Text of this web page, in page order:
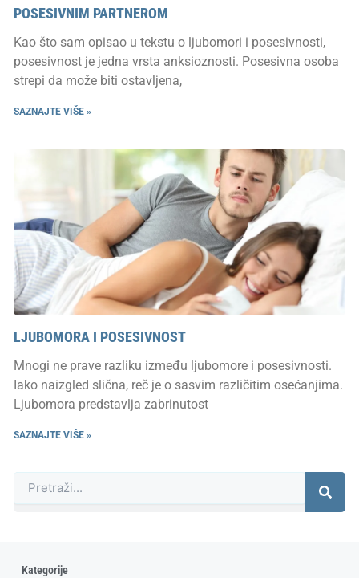
POSESIVNIM PARTNEROM
Kao što sam opisao u tekstu o ljubomori i posesivnosti,
posesivnost je jedna vrsta anksioznosti. Posesivna osoba
strepi da može biti ostavljena,
SAZNAJTE VIŠE »
LJUBOMORA I POSESIVNOST
Mnogi ne prave razliku između ljubomore i posesivnosti.
Iako naizgled slična, reč je o sasvim različitim osećanjima.
Ljubomora predstavlja zabrinutost
SAZNAJTE VIŠE »
Kategorije